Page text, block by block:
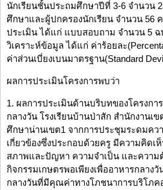
นักเรียนชั้นประถมศึกษาปีที่ 3-6 จำนวน
ศึกษาและผู้ปกครองนักเรียน จำนวน 56
ประเมิน ได้แก่ แบบสอบถาม จำนวน 5
วิเคราะห์ข้อมูล ได้แก่ ค่าร้อยละ
ค่าส่วนเบี่ยงเบนมาตรฐาน(Standard
ผลการประเมินโครงการพบว่า
1. ผลการประเมินด้านบริบทของโครงกา
กลางวัน โรงเรียนบ้านป่าสัก สำนักงานเ
ศึกษาน่านเขต1 จากการประชุมระดมค
เกี่ยวข้องซึ่งประกอบด้วยครู มีความคิดเ
สภาพและปัญหา ความจำเป็น และความ
กิจกรรมเกษตรพอเพียงเพื่ออาหารกลาง
กลางวันที่มีคุณค่าทางโภชนาการบริโภค